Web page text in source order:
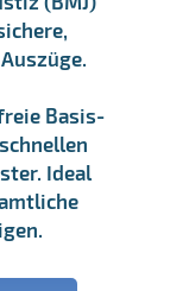
Basis-
Ideal